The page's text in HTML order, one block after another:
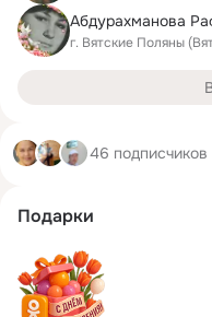
Абдурахманова
г. Вятские Поляны
46 подписчиков
Подарки